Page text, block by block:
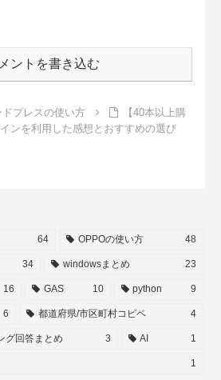
ントを書き込む
ドプレスの使い方
【40本以上購
ンを利用した感想とおすすめの選び
64 OPPOの使い方 48
34 windowsまとめ 23
16 GAS 10 python 9
6 都道府県/市区町村コピペ 4
グ回答まとめ 3 AI 1
1